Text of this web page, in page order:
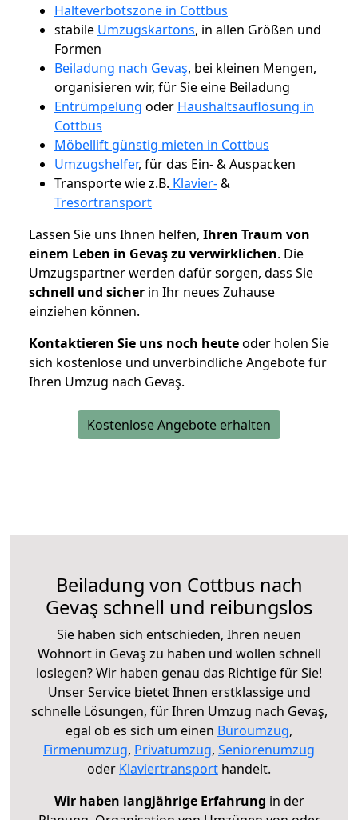
Halteverbotszone in Cottbus
stabile Umzugskartons, in allen Größen und
Formen
Beiladung nach Gevaş, bei kleinen Mengen,
organisieren wir, für Sie eine Beiladung
Entrümpelung oder Haushaltsauflösung in
Cottbus
Möbellift günstig mieten in Cottbus
Umzugshelfer, für das Ein- & Auspacken
Transporte wie z.B. Klavier-&
Tresortransport
Lassen Sie uns Ihnen helfen, Ihren Traum von
einem Leben in Gevaş zu verwirklichen. Die
Umzugspartner werden dafür sorgen, dass Sie
schnell und sicher in Ihr neues Zuhause
einziehen können.
Kontaktieren Sie uns noch heuteoder holen Sie
sich kostenlose und unverbindliche Angebote für
Ihren Umzug nach Gevaş.
Kostenlose Angebote erhalten
Beiladung von Cottbus nach
Gevaş schnell und reibungslos
Sie haben sich entschieden, Ihren neuen
Wohnort in Gevaş zu haben und wollen schnell
loslegen? Wir haben genau das Richtige für Sie!
Unser Service bietet Ihnen erstklassige und
schnelle Lösungen, für Ihren Umzug nach Gevaş,
egal ob es sich um einen Büroumzug,
Firmenumzug, Privatumzug, Seniorenumzug
oder Klaviertransport handelt.
Wir haben langjährige Erfahrung in der